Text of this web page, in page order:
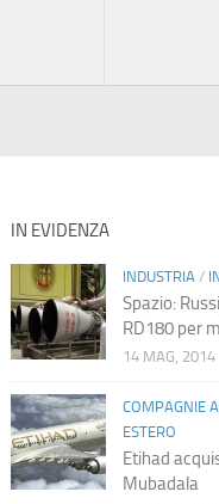
IN EVIDENZA
INDUSTRIA /
Spazio:
RD180 per
14 MAG, 2014
COMPAGNIE
ESTERO
Etihad
Mubadala